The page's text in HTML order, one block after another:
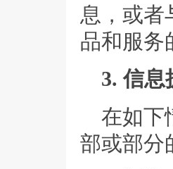
息，或者
品和服务
3. 信息
在如下
部或部分